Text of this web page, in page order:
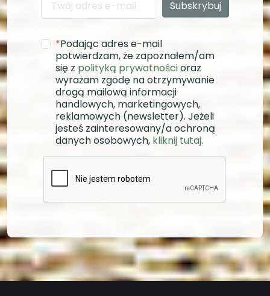
*Podając adres e-mail
potwierdzam, że zapoznałem/am
się z polityką prywatnościoraz
wyrażam zgodę na otrzymywanie
drogą mailową informacji
handlowych, marketingowych,
reklamowych (newsletter). Jeżeli
jesteś zainteresowany/a ochroną
danych osobowych, kliknij tutaj.